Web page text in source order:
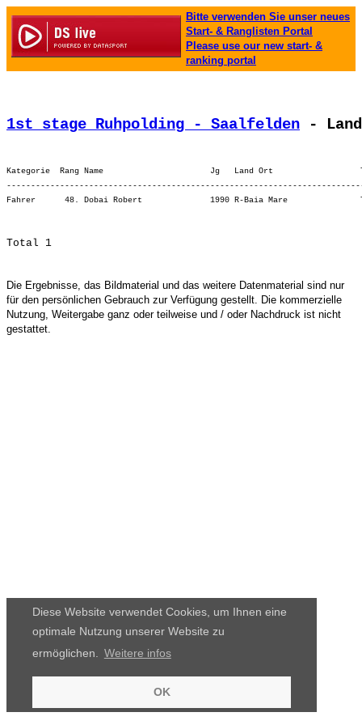
Diese Website verwendet Cookies, um Ihnen eine
optimale Nutzung unserer Website zu
ermöglichen.
Weitere infos
OK
Bitte verwenden Sie unser neues
Start- & Ranglisten Portal
Please use our new start- &
ranking portal
1st stage Ruhpolding - Saalfelden -
Kategorie  Rang Name                      Jg   Land Ort
Die Ergebnisse, das Bildmaterial und das weitere Datenmaterial sind nur
für den persönlichen Gebrauch zur Verfügung gestellt. Die kommerzielle
Nutzung, Weitergabe ganz oder teilweise und / oder Nachdruck ist nicht
gestattet.